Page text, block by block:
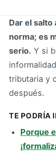
Dar el salto
norma; es
serio. Y si
tributaria y
después.
TE PODRÍA
Porque